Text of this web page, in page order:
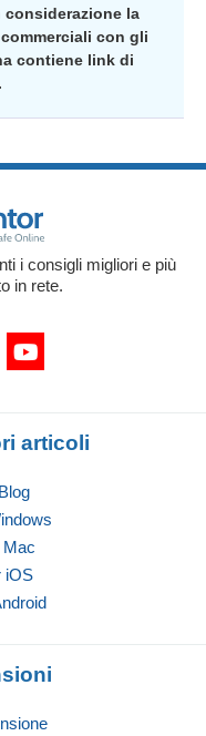
considerazione la
con gli
contiene link di
i consigli migliori e più
in rete.
articoli
Mac
iOS